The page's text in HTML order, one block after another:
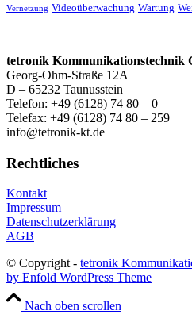
Vernetzung Videoüberwachung Wartung
tetronik Kommunikationstechnik
Georg-Ohm-Straße 12A
D – 65232 Taunusstein
Telefon: +49 (6128) 74 80 – 0
Telefax: +49 (6128) 74 80 – 259
info@tetronik-kt.de
Rechtliches
Kontakt
Impressum
Datenschutzerklärung
AGB
© Copyright - tetronik
by Enfold WordPress Theme
Nach oben scrollen